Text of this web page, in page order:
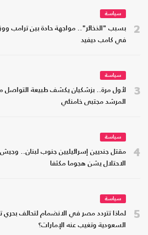
2
سياسة
بسبب "الذخائر".. مواجهة حادة بين ترامب
في كامب ديفيد
3
سياسة
لأول مرة.. بزشكيان يكشف طبيعة التواصل
المرشد مجتبى خامنئي
4
سياسة
مقتل جنديين إسرائيليين جنوب لبنان.. وجيش
الاحتلال يشن هجوما مكثفا
5
سياسة
لماذا تتردد مصر في الانضمام لتحالف بحري
السعودية وتغيب عنه الإمارات؟